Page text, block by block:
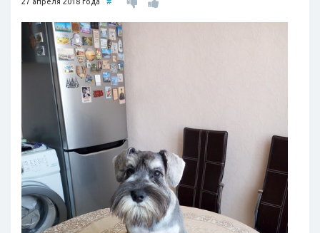
27 апреля 2018 года #